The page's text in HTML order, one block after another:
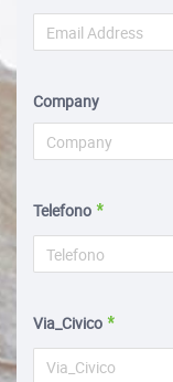
Company
Telefono
Via_Civico